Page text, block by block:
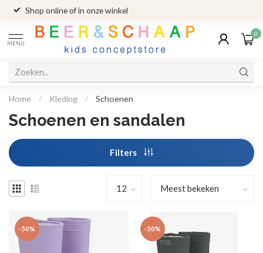
Shop online of in onze winkel
MENU
0
Home / Kleding / Schoenen
Schoenen en sandalen
Filters
-50% -50%